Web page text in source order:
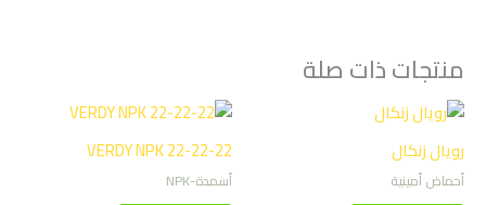
منتجات ذات صلة
رويال زنكال
أحماض أمينية
VERDY NPK 22-22-22
أسمدة-NPK